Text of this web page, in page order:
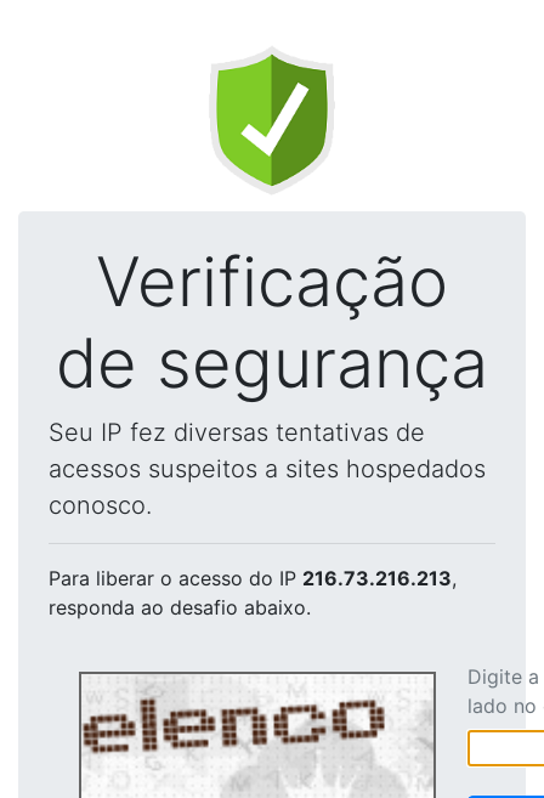
Verificação
de segurança
Seu IP fez diversas tentativas de
acessos suspeitos a sites hospedados
conosco.
Para liberar o acesso do IP 216.73.216.213,
responda ao desafio abaixo.
Digite
lado no